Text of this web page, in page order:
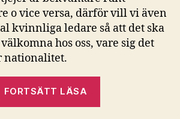
o vice versa, därför vill vi även
kvinnliga ledare så att det ska
hos oss, vare sig det
nationalitet.
FORTSÄTT LÄSA